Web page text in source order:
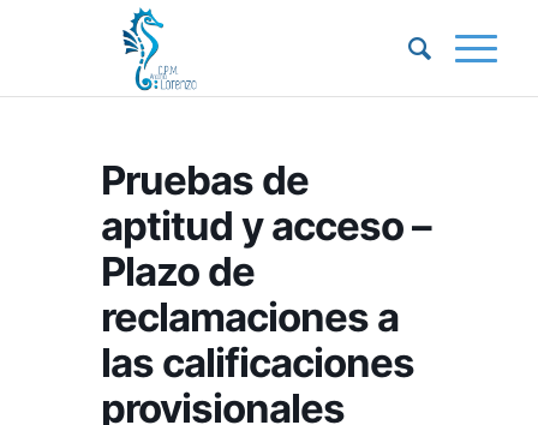
Pruebas de
aptitud y acceso –
Plazo de
reclamaciones a
las calificaciones
provisionales